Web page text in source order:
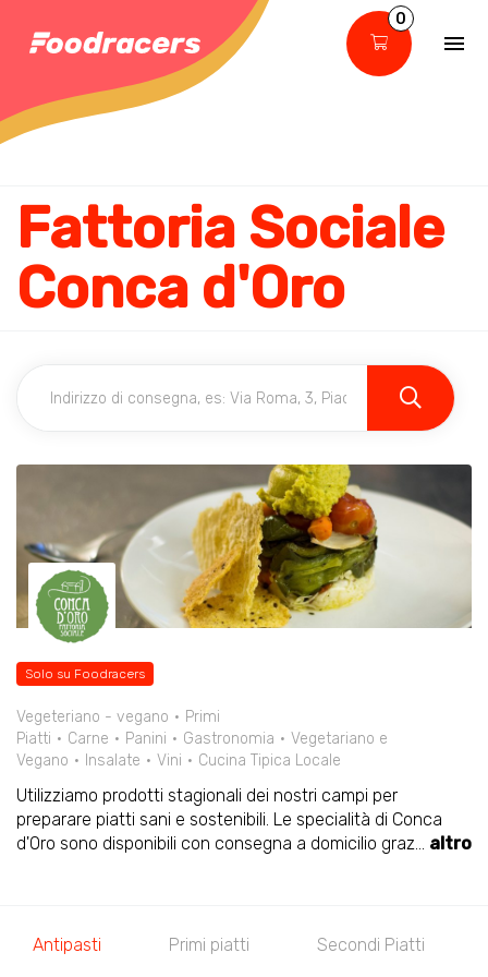
0
Fattoria Sociale
Conca d'Oro
Solo su Foodracers
Vegeteriano - vegano
Primi
Piatti
Carne Panini Gastronomia
Vegetariano e
Vegano
Insalate Vini Cucina Tipica Locale
Utilizziamo prodotti stagionali dei nostri campi per
preparare piatti sani e sostenibili. Le specialità di Conca
d'Oro sono disponibili con consegna a domicilio graz... altro
Antipasti Primi piatti Secondi Piatti